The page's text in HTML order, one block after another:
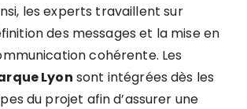
les experts travaillent sur
des messages et la mise en
cohérente. Les
Lyon sont intégrées dès les
du projet afin d’assurer une